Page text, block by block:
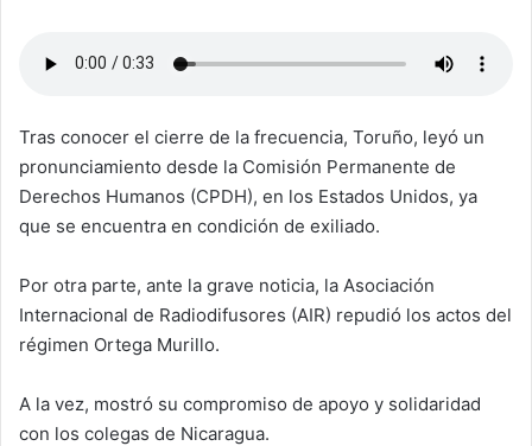
Tras conocer el cierre de la frecuencia, Toruño, leyó un
pronunciamiento desde la Comisión Permanente de
Derechos Humanos (CPDH), en los Estados Unidos, ya
que se encuentra en condición de exiliado.
Por otra parte, ante la grave noticia, la Asociación
Internacional de Radiodifusores (AIR) repudió los actos del
régimen Ortega Murillo.
A la vez, mostró su compromiso de apoyo y solidaridad
con los colegas de Nicaragua.